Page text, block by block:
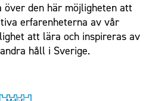
över den här möjligheten att
erfarenheterna av vår
att lära och inspireras av
håll i Sverige.